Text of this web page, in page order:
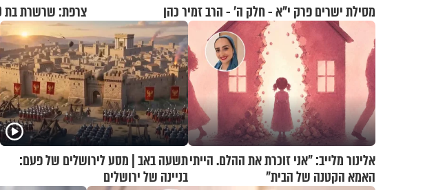
מסילת ישרים פרק י"א - חלק ה’ - הרב זמיר כהן צרפת: שרשרת בת 2,500 שנה נגנבה ממוזיאון לאור היום
אלינור מלייב: "אני זוכרת את ההלם. הייתי
האמא הקטנה של הבית"
תשעה באב | מסע לירושלים של פעם:
בניינה של ירושלים